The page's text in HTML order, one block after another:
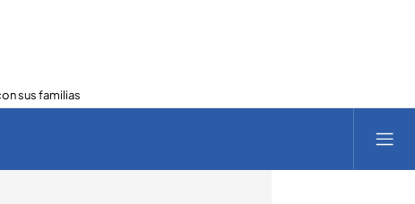
sus familias